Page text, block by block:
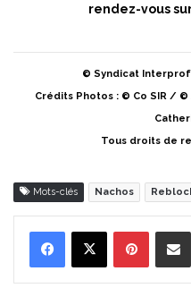
rendez-vous
© Syndicat
Crédits Photos : © Co SIR /
Tous droits de
Mots-clés Nachos